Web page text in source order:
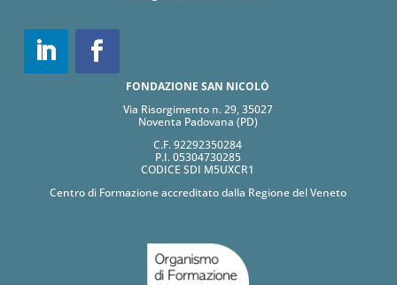
FONDAZIONE SAN NICOLÒ
Via Risorgimento n. 29, 35027
Noventa Padovana (PD)
C.F. 92292350284
P.I. 05304730285
CODICE SDI M5UXCR1
Centro di Formazione accreditato dalla Regione del Veneto